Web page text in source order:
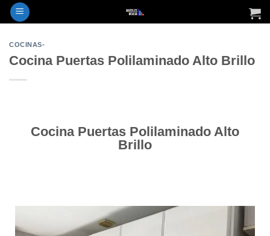
COCINAS-
Cocina Puertas Polilaminado Alto Brillo
Cocina Puertas Polilaminado Alto
Brillo